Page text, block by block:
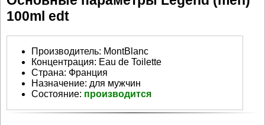
100ml edt
Производитель: MontBlanc
Концентрация: Eau de Toilette
Страна: Франция
Назначение: для мужчин
Состояние: производится